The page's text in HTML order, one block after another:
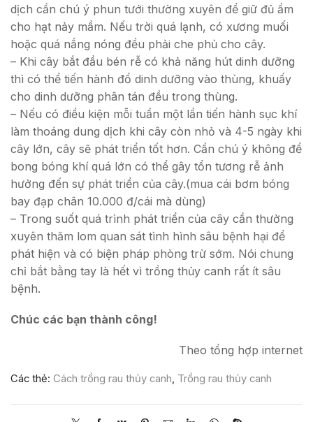
dịch cần chú ý phun tưới thường xuyên để giữ đủ ẩm
cho hạt nảy mầm. Nếu trời quá lạnh, có xương muối
hoặc quá nắng nóng đều phải che phủ cho cây.
– Khi cây bắt đầu bén rễ có khả năng hút dinh dưỡng
thì có thể tiến hành đổ dinh dưỡng vào thùng, khuấy
cho dinh dưỡng phân tán đều trong thùng.
– Nếu có điều kiện mỗi tuần một lần tiến hành sục khí
làm thoáng dung dịch khi cây còn nhỏ và 4-5 ngày khi
cây lớn, cây sẽ phát triển tốt hơn. Cần chú ý không để
bong bóng khí quá lớn có thể gây tổn tương rễ ảnh
hưởng đến sự phát triển của cây.(mua cái bơm bóng
bay đạp chân 10.000 đ/cái mà dùng)
– Trong suốt quá trình phát triển của cây cần thường
xuyên thăm lom quan sát tình hình sâu bệnh hại để
phát hiện và có biện pháp phòng trừ sớm. Nói chung
chỉ bắt bằng tay là hết vì trồng thủy canh rất ít sâu
bệnh.
Chúc các bạn thành công!
Theo tổng hợp internet
Các thẻ: Cách trồng rau thủy canh, Trồng rau thủy canh